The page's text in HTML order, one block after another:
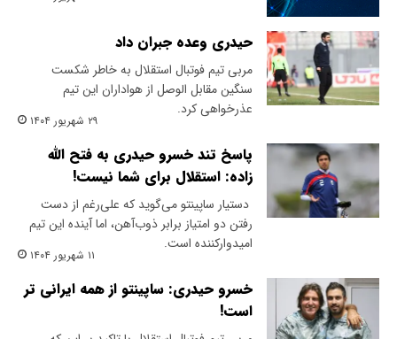
حیدری وعده جبران داد
مربی تیم فوتبال استقلال به خاطر شکست
سنگین مقابل الوصل از هواداران این تیم
عذرخواهی کرد.
۲۹ شهریور ۱۴۰۴
پاسخ تند خسرو حیدری به فتح الله
زاده: استقلال برای شما نیست!
‍ دستیار ساپینتو می‌گوید که علی‌رغم از دست
رفتن دو امتیاز برابر ذوب‌آهن، اما آینده این تیم
امیدوارکننده است.
۱۱ شهریور ۱۴۰۴
خسرو حیدری: ساپینتو از همه ایرانی تر
است!